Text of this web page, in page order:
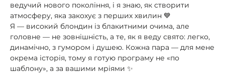
ведучий нового покоління, і я знаю, як створити
атмосферу, яка закохує з перших хвилин 💙
Я — високий блондин із блакитними очима, але
головне — не зовнішність, а те, як я веду свято: легко,
динамічно, з гумором і душею. Кожна пара — для мене
окрема історія, тому я готую програму не «по
шаблону», а за вашими мріями ✨